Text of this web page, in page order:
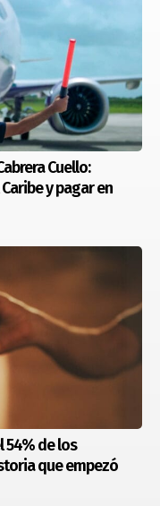
Cuello:
y pagar en
54% de los
que empezó